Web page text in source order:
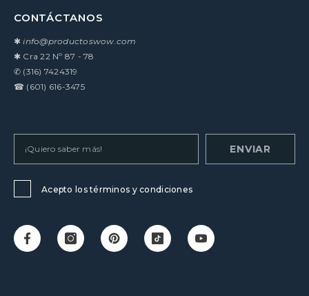
CONTÁCTANOS
✱info@productoswow.com
✱ Cra 22 Nº 87 - 78
✆ (316) 7424319
☎ (601) 616-3475
ENVIAR
Acepto los términos y condiciones